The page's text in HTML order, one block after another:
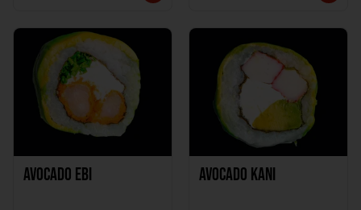
Avocado Ebi Avocado Kani